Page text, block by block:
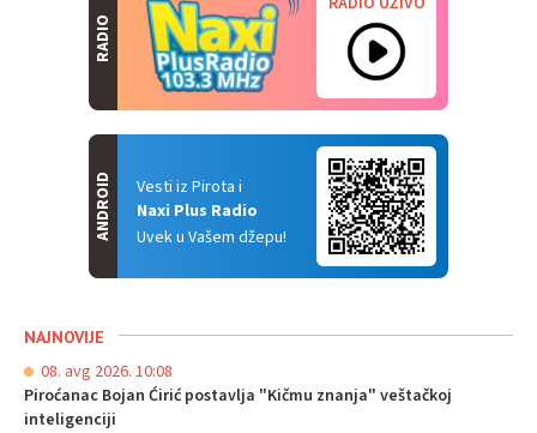
RADIO
Vesti iz Pirota i
Naxi Plus Radio
Uvek u Vašem džepu!
ANDROID
NAJNOVIJE
08. avg 2026. 10:08
Piroćanac Bojan Ćirić postavlja "Kičmu znanja" veštačkoj
inteligenciji